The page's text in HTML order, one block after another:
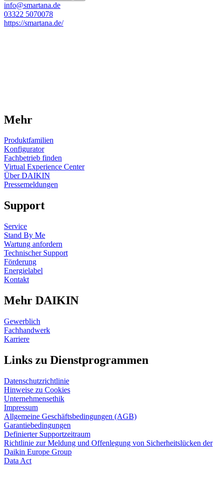
info@smartana.de
03322 5070078
https://smartana.de/
Mehr
Produktfamilien
Konfigurator
Fachbetrieb finden
Virtual Experience Center
Über DAIKIN
Pressemeldungen
Support
Service
Stand By Me
Wartung anfordern
Technischer Support
Förderung
Energielabel
Kontakt
Mehr DAIKIN
Gewerblich
Fachhandwerk
Karriere
Links zu Dienstprogrammen
Datenschutzrichtlinie
Hinweise zu Cookies
Unternehmensethik
Impressum
Allgemeine Geschäftsbedingungen (AGB)
Garantiebedingungen
Definierter Supportzeitraum
Richtlinie zur Meldung und Offenlegung von Sicherheitslücken der
Daikin Europe Group
Data Act